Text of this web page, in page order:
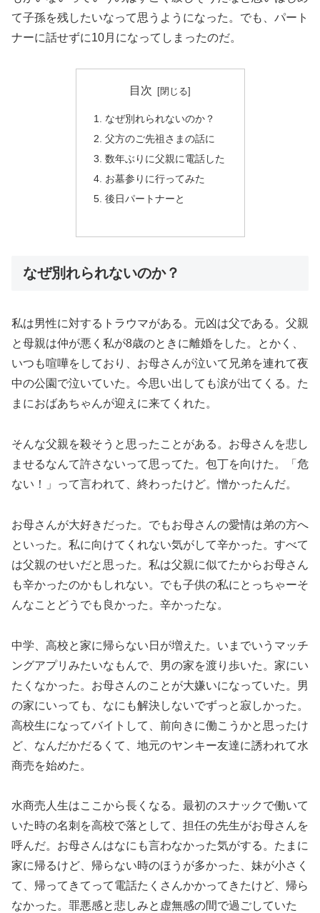
て子孫を残したいなって思うようになった。でも、パート
ナーに話せずに10月になってしまったのだ。
目次
なぜ別れられないのか？
父方のご先祖さまの話に
数年ぶりに父親に電話した
お墓参りに行ってみた
後日パートナーと
なぜ別れられないのか？
私は男性に対するトラウマがある。元凶は父である。父親
と母親は仲が悪く私が8歳のときに離婚をした。とかく、
いつも喧嘩をしており、お母さんが泣いて兄弟を連れて夜
中の公園で泣いていた。今思い出しても涙が出てくる。た
まにおばあちゃんが迎えに来てくれた。
そんな父親を殺そうと思ったことがある。お母さんを悲し
ませるなんて許さないって思ってた。包丁を向けた。「危
ない！」って言われて、終わったけど。憎かったんだ。
お母さんが大好きだった。でもお母さんの愛情は弟の方へ
といった。私に向けてくれない気がして辛かった。すべて
は父親のせいだと思った。私は父親に似てたからお母さん
も辛かったのかもしれない。でも子供の私にとっちゃーそ
んなことどうでも良かった。辛かったな。
中学、高校と家に帰らない日が増えた。いまでいうマッチ
ングアプリみたいなもんで、男の家を渡り歩いた。家にい
たくなかった。お母さんのことが大嫌いになっていた。男
の家にいっても、なにも解決しないでずっと寂しかった。
高校生になってバイトして、前向きに働こうかと思ったけ
ど、なんだかだるくて、地元のヤンキー友達に誘われて水
商売を始めた。
水商売人生はここから長くなる。最初のスナックで働いて
いた時の名刺を高校で落として、担任の先生がお母さんを
呼んだ。お母さんはなにも言わなかった気がする。たまに
家に帰るけど、帰らない時のほうが多かった、妹が小さく
て、帰ってきてって電話たくさんかかってきたけど、帰ら
なかった。罪悪感と悲しみと虚無感の間で過ごしていた